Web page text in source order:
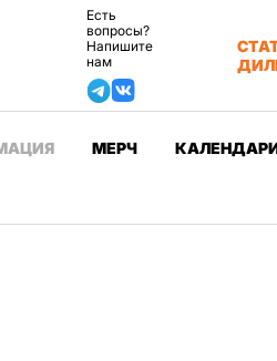
Есть
вопросы?
Напишите
нам
МЕРЧ